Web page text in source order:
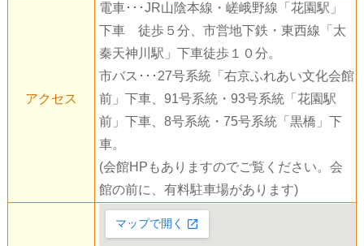
アクセス
電車･･･JR山陰本線・嵯峨野線「花園駅」
下車 徒歩５分、市営地下鉄・東西線「太
秦天神川駅」下車徒歩１０分。
市バス･･･27号系統「右京ふれあい文化会館
前」下車、91号系統・93号系統「花園駅
前」下車、8号系統・75号系統「黒橋」下
車。
(会館HPもありますのでご覧ください。会
館の前に、有料駐車場があります)
大きな地図で見る